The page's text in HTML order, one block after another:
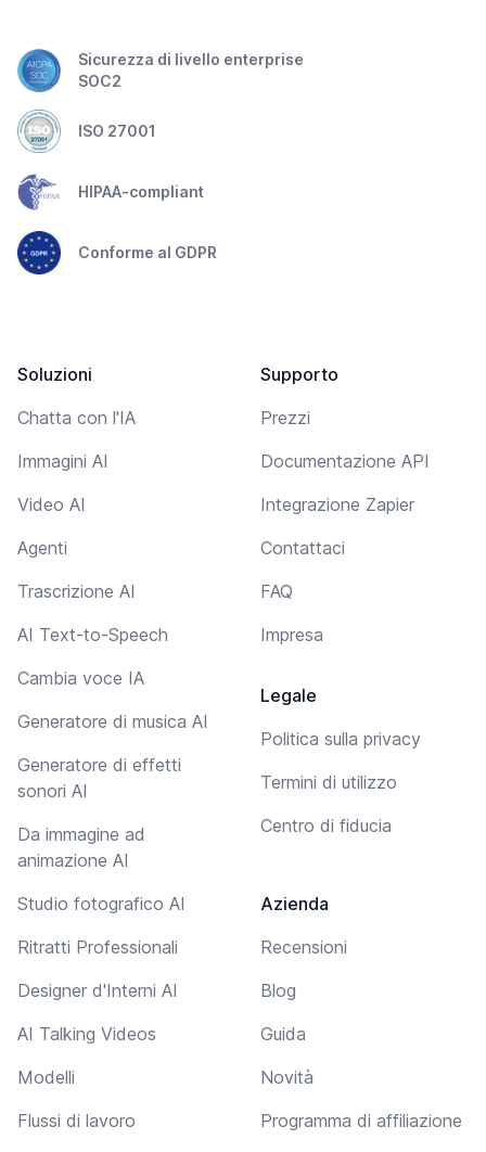
Sicurezza di livello enterprise
SOC2
ISO 27001
HIPAA-compliant
Conforme al GDPR
Soluzioni
Chatta con l'IA
Immagini AI
Video AI
Agenti
Trascrizione AI
AI Text-to-Speech
Cambia voce IA
Generatore di musica AI
Generatore di effetti
sonori AI
Da immagine ad
animazione AI
Studio fotografico AI
Ritratti Professionali
Designer d'Interni AI
AI Talking Videos
Modelli
Flussi di lavoro
Supporto
Prezzi
Documentazione API
Integrazione Zapier
Contattaci
FAQ
Impresa
Legale
Politica sulla privacy
Termini di utilizzo
Centro di fiducia
Azienda
Recensioni
Blog
Guida
Novità
Programma di affiliazione